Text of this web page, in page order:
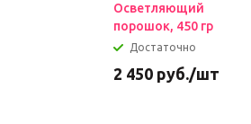
Осветляющий
порошок, 450 гр
Достаточно
2 450 руб./шт